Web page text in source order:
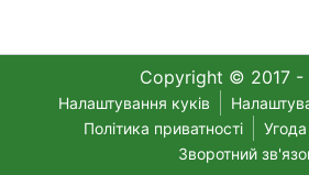
Copyright © 2017 -
Налаштування куків
Політика приватності
Зворотний